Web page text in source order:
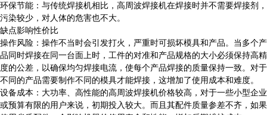
环保节能：与传统焊接机相比，高周波焊接机在焊接时并不需要焊接剂，
污染较少，对人体的危害也不大。
缺点影响性价比
操作风险：操作不当时会引发打火，严重时可损坏模具和产品。当多个产
品同时焊接在同一台面上时，工件的对准和产品规格的大小必须保持高精
度的公差，以确保均匀焊接电流，使每个产品焊接的质量保持一致。对于
不同的产品需要制作不同的模具才能焊接，这增加了使用成本和难度。
设备成本：大功率、高性能的高周波焊接机价格较高，对于一些小型企业
或预算有限的用户来说，初期投入较大。而且其配件质量参差不齐，如果